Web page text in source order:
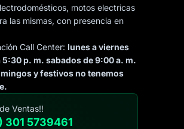
motos electricas
las mismas, con presencia en
Call Center:lunes a viernes
5:30 p. m. sabados de 9:00 a. m.
y festivos no tenemos
Ventas!!
301 5739461